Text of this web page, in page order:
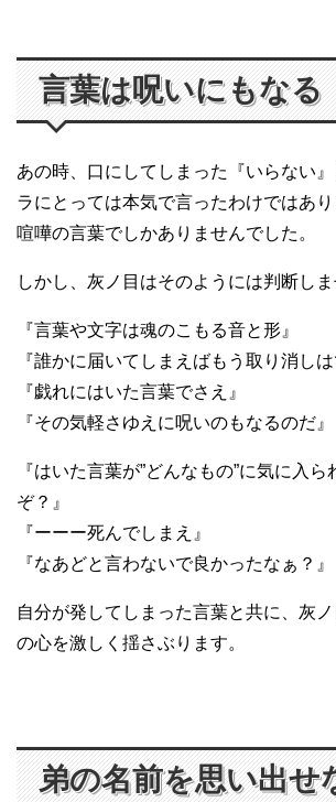
言葉は呪いにもなる
あの時、口にしてしまった『いらない
ラにとっては本気で言ったわけではあ
喧嘩の言葉でしかありませんでした。
しかし、灰ノ目はそのようには判断しま
『言葉や文字は魂のこもる音と形』
『誰かに届いてしまえばもう取り消しは
『戯れにはいた言葉でさえ』
『その気軽さゆえに呪いのもなるのだ』
『はいた言葉が”どんなもの”に気に入
ぞ？』
『ーーー死んでしまえ』
『なあどと言わないで良かったなぁ？』
自分が発してしまった言葉と共に、灰
の心を激しく揺さぶります。
弟の名前を思い出せ